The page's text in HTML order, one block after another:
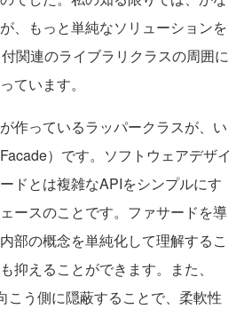
、もっと単純なソリューションを
関連のライブラリクラスの周囲に
ています。
作っているラッパークラスが、い
）です。ソフトウェアデザイ
ドとは複雑なAPIをシンプルにす
ースのことです。ファサードを導
部の概念を単純化して理解するこ
抑えることができます。また、
こう側に隠蔽することで、柔軟性